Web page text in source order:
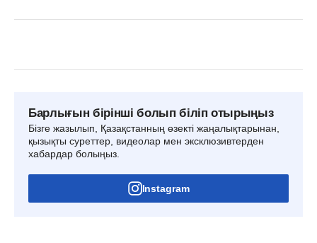
Барлығын бірінші болып біліп отырыңыз
Бізге жазылып, Қазақстанның өзекті жаңалықтарынан,
қызықты суреттер, видеолар мен эксклюзивтерден
хабардар болыңыз.
Instagram